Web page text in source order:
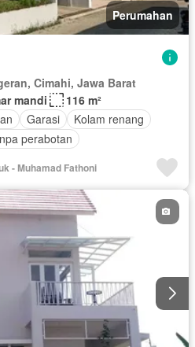
Perumahan
Cimahi, Jawa Barat
mandi
116 m²
Garasi
Kolam renang
perabotan
- Muhamad Fathoni